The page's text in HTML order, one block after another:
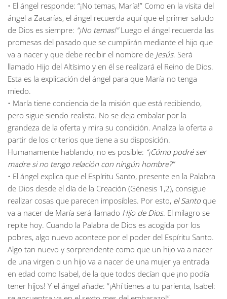
• El ángel responde: “¡No temas, María!” Como en la visita del
ángel a Zacarías, el ángel recuerda aquí que el primer saludo
de Dios es siempre: ”¡No temas!”Luego el ángel recuerda las
promesas del pasado que se cumplirán mediante el hijo que
va a nacer y que debe recibir el nombre de Jesús. Será
llamado Hijo del Altísimo y en él se realizará el Reino de Dios.
Esta es la explicación del ángel para que María no tenga
miedo.
• María tiene conciencia de la misión que está recibiendo,
pero sigue siendo realista. No se deja embalar por la
grandeza de la oferta y mira su condición. Analiza la oferta a
partir de los criterios que tiene a su disposición.
Humanamente hablando, no es posible: “¡Cómo podré ser
madre si no tengo relación con ningún hombre?”
• El ángel explica que el Espíritu Santo, presente en la Palabra
de Dios desde el día de la Creación (Génesis 1,2), consigue
realizar cosas que parecen imposibles. Por esto, el Santo que
va a nacer de María será llamado Hijo de Dios. El milagro se
repite hoy. Cuando la Palabra de Dios es acogida por los
pobres, algo nuevo acontece por el poder del Espíritu Santo.
Algo tan nuevo y sorprendente como que un hijo va a nacer
de una virgen o un hijo va a nacer de una mujer ya entrada
en edad como Isabel, de la que todos decían que ¡no podía
tener hijos! Y el ángel añade: “¡Ahí tienes a tu parienta, Isabel: